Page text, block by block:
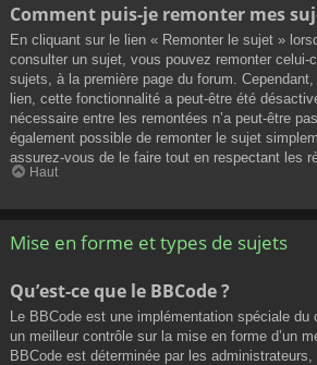
Comment puis-je remonter mes
En cliquant sur le lien « Remonter le sujet »
consulter un sujet, vous pouvez remonter celui-
sujets, à la première page du forum.
lien, cette fonctionnalité a peut-être été
nécessaire entre les remontées n’a peut-être
également possible de remonter le sujet
assurez-vous de le faire tout en respectant les
Haut
Mise en forme et types de sujets
Qu’est-ce que le BBCode ?
Le BBCode est une implémentation spéciale
un meilleur contrôle sur la mise en forme d’un
BBCode est déterminée par les